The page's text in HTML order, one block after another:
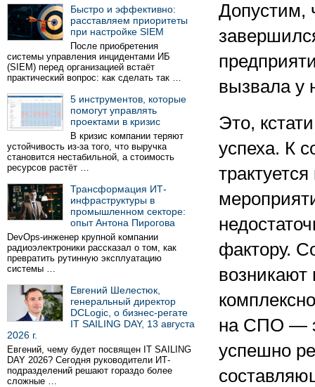
Быстро и эффективно:
расставляем приоритеты
при настройке SIEM
После приобретения
системы управления инцидентами ИБ
(SIEM) перед организацией встаёт
практический вопрос: как сделать так …
5 инструментов, которые
помогут управлять
проектами в кризис
В кризис компании теряют
устойчивость из-за того, что выручка
становится нестабильной, а стоимость
ресурсов растёт …
Трансформация ИТ-
инфраструктуры в
промышленном секторе:
опыт Антона Пирогова
DevOps-инженер крупной компании
радиоэлектроники рассказал о том, как
превратить рутинную эксплуатацию
системы …
Евгений Шелестюк,
генеральный директор
DCLogic, о бизнес-регате
IT SAILING DAY, 13 августа
2026 г.
Евгений, чему будет посвящен IT SAILING
DAY 2026? Сегодня руководители ИТ-
подразделений решают гораздо более
сложные …
Допустим,
вызвала у
Это,
успеха. К
фактору.
на СПО —
успешно